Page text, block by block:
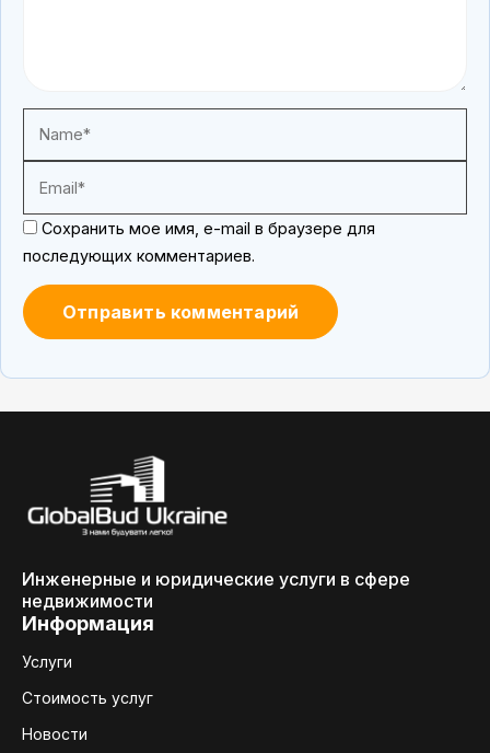
Сохранить мое имя, e-mail в браузере для
последующих комментариев.
Инженерные и юридические услуги в сфере
недвижимости
Информация
Услуги
Стоимость услуг
Новости